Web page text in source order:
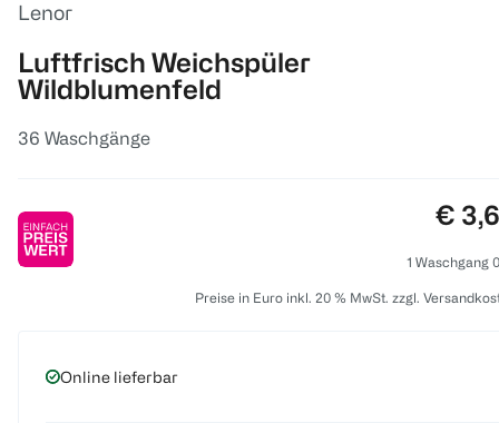
Lenor
Luftfrisch Weichspüler
Wildblumenfeld
36 Waschgänge
€
1 Waschgang
Preise in Euro inkl. 20 % MwSt. zzgl.
Online lieferbar